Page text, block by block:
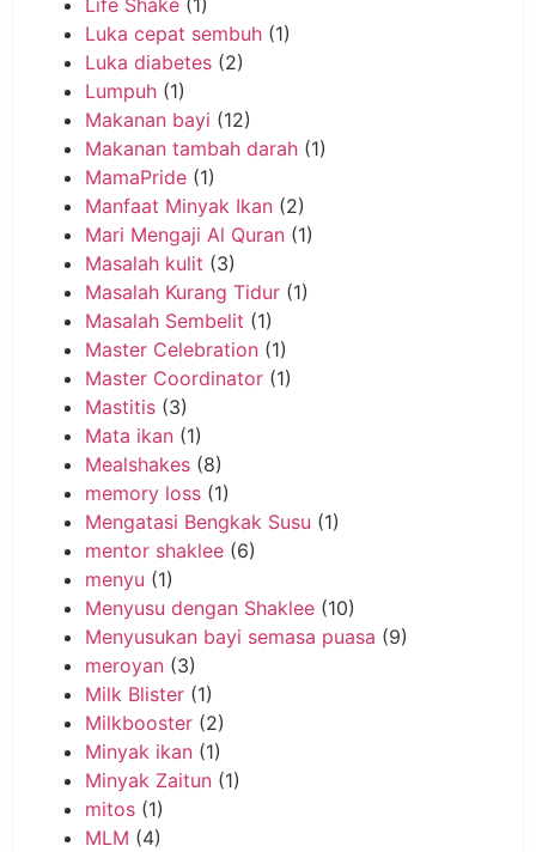
Luka cepat sembuh (1)
Luka diabetes (2)
Lumpuh (1)
Makanan bayi (12)
Makanan tambah darah (1)
MamaPride (1)
Manfaat Minyak Ikan (2)
Mari Mengaji Al Quran (1)
Masalah kulit (3)
Masalah Kurang Tidur (1)
Masalah Sembelit (1)
Master Celebration (1)
Master Coordinator (1)
Mastitis (3)
Mata ikan (1)
Mealshakes (8)
memory loss (1)
Mengatasi Bengkak Susu (1)
mentor shaklee (6)
menyu (1)
Menyusu dengan Shaklee (10)
Menyusukan bayi semasa puasa (9)
meroyan (3)
Milk Blister (1)
Milkbooster (2)
Minyak ikan (1)
Minyak Zaitun (1)
mitos (1)
MLM (4)